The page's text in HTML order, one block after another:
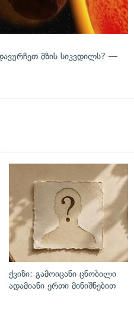
მზის სიკვდილს? —
ქვიზი: გამოიცანი ცნობილი
ადამიანი ერთი მინიშნებით